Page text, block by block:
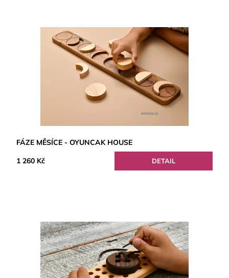
FÁZE MĚSÍCE - OYUNCAK HOUSE
1 260 Kč DETAIL